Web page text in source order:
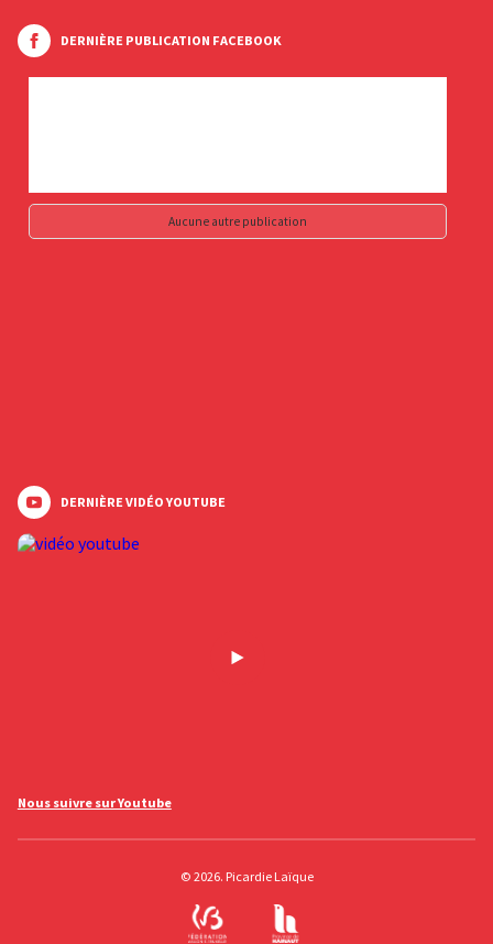
DERNIÈRE PUBLICATION FACEBOOK
Aucune autre publication
DERNIÈRE VIDÉO YOUTUBE
Nous suivre sur Youtube
© 2026. Picardie Laïque